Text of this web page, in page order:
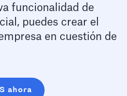
funcionalidad de
puedes crear el
en cuestión de
ahora